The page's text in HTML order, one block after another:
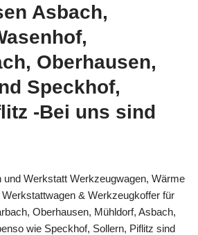
Asbach,
Oberhausen,
Speckhof,
-Bei uns sind
und Werkstatt Werkzeugwagen, Wärme
& Werkzeugkoffer für
Oberhausen, Mühldorf, Asbach,
wie Speckhof, Sollern, Piflitz sind